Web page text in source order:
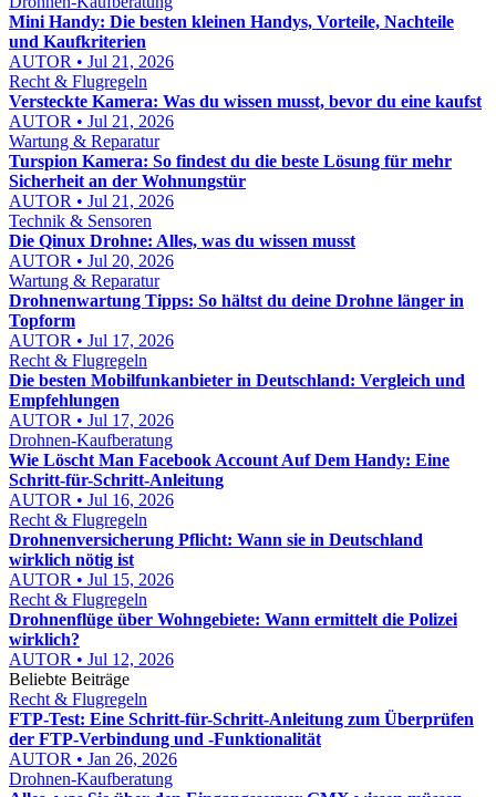
Mini Handy: Die besten kleinen Handys, Vorteile, Nachteile
und Kaufkriterien
AUTOR • Jul 21, 2026
Recht & Flugregeln
Versteckte Kamera: Was du wissen musst, bevor du eine kaufst
AUTOR • Jul 21, 2026
Wartung & Reparatur
Turspion Kamera: So findest du die beste Lösung für mehr
Sicherheit an der Wohnungstür
AUTOR • Jul 21, 2026
Technik & Sensoren
Die Qinux Drohne: Alles, was du wissen musst
AUTOR • Jul 20, 2026
Wartung & Reparatur
Drohnenwartung Tipps: So hältst du deine Drohne länger in
Topform
AUTOR • Jul 17, 2026
Recht & Flugregeln
Die besten Mobilfunkanbieter in Deutschland: Vergleich und
Empfehlungen
AUTOR • Jul 17, 2026
Drohnen-Kaufberatung
Wie Löscht Man Facebook Account Auf Dem Handy: Eine
Schritt-für-Schritt-Anleitung
AUTOR • Jul 16, 2026
Recht & Flugregeln
Drohnenversicherung Pflicht: Wann sie in Deutschland
wirklich nötig ist
AUTOR • Jul 15, 2026
Recht & Flugregeln
Drohnenflüge über Wohngebiete: Wann ermittelt die Polizei
wirklich?
AUTOR • Jul 12, 2026
Beliebte Beiträge
Recht & Flugregeln
FTP-Test: Eine Schritt-für-Schritt-Anleitung zum Überprüfen
der FTP-Verbindung und -Funktionalität
AUTOR • Jan 26, 2026
Drohnen-Kaufberatung